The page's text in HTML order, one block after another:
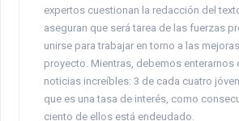
expertos cuestionan la redacción del
aseguran que será tarea de las fuerzas
unirse para trabajar en torno a las
proyecto. Mientras, debemos enterarnos
noticias increíbles: 3 de cada cuatro
que es una tasa de interés, como
ciento de ellos está endeudado.